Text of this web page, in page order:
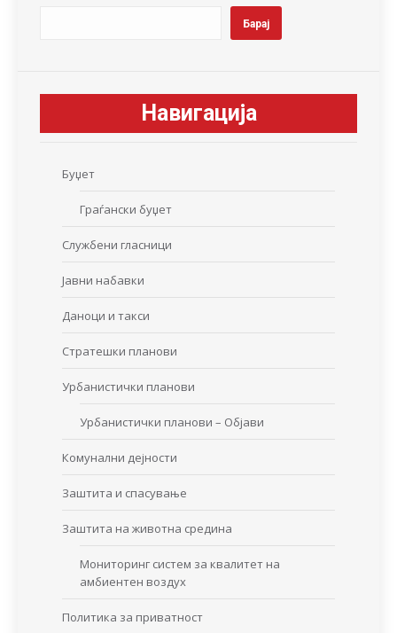
Барај
Навигација
Буџет
Граѓански буџет
Службени гласници
Јавни набавки
Даноци и такси
Стратешки планови
Урбанистички планови
Урбанистички планови – Објави
Комунални дејности
Заштита и спасување
Заштита на животна средина
Мониторинг систем за квалитет на
амбиентен воздух
Политика за приватност